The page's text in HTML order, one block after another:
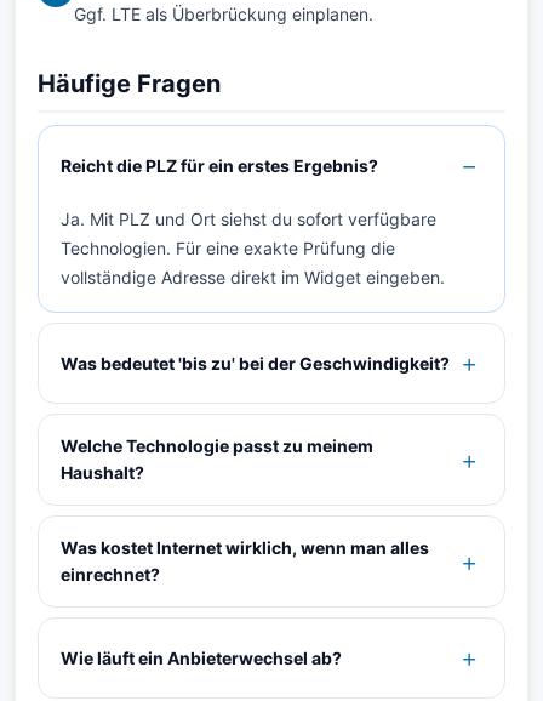
Ggf. LTE als Überbrückung einplanen.
Häufige Fragen
Reicht die PLZ für ein erstes Ergebnis?
Ja. Mit PLZ und Ort siehst du sofort verfügbare
Technologien. Für eine exakte Prüfung die
vollständige Adresse direkt im Widget eingeben.
Was bedeutet 'bis zu' bei der Geschwindigkeit?
Welche Technologie passt zu meinem
Haushalt?
Was kostet Internet wirklich, wenn man alles
einrechnet?
Wie läuft ein Anbieterwechsel ab?